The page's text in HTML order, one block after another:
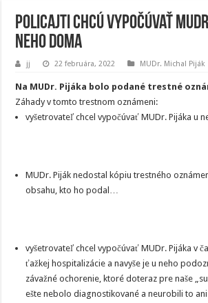
Policajti chcú vypočúvať
neho doma
jj 22 februára, 2022 MUDr. Michal Piják
Na MUDr. Pijáka bolo podané trestné
Záhady v tomto trestnom oznámeni:
vyšetrovateľ chcel vypočúvať MUDr. Pijáka u
MUDr. Piják nedostal kópiu trestného
obsahu, kto ho podal…
vyšetrovateľ chcel vypočúvať MUDr. Pijáka v
ťažkej hospitalizácie a navyše je u neho
závažné ochorenie, ktoré doteraz pre naše
ešte nebolo diagnostikované a neurobili to